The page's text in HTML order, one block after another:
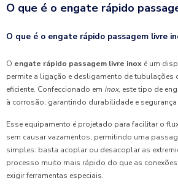
O que é o engate rápido
O que é o engate rápido passagem livre
O engate rápido passagem livre inox é um
permite a ligação e desligamento de tubulações
eficiente. Confeccionado em inox, este tipo de
à corrosão, garantindo durabilidade e
Esse equipamento é projetado para facilitar o
sem causar vazamentos, permitindo uma
simples: basta acoplar ou desacoplar as
processo muito mais rápido do que as
exigir ferramentas especiais.